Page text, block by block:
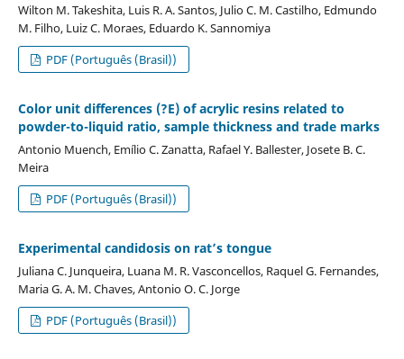
Wilton M. Takeshita, Luis R. A. Santos, Julio C. M. Castilho, Edmundo
M. Filho, Luiz C. Moraes, Eduardo K. Sannomiya
PDF (Português (Brasil))
Color unit differences (?E) of acrylic resins related to
powder-to-liquid ratio, sample thickness and trade marks
Antonio Muench, Emílio C. Zanatta, Rafael Y. Ballester, Josete B. C.
Meira
PDF (Português (Brasil))
Experimental candidosis on rat’s tongue
Juliana C. Junqueira, Luana M. R. Vasconcellos, Raquel G. Fernandes,
Maria G. A. M. Chaves, Antonio O. C. Jorge
PDF (Português (Brasil))